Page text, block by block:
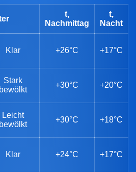
t,
Nachmittag
t,
Nacht
Klar +26°C +17°C
Stark
bewölkt
+30°C +20°C
Leicht
bewölkt
+30°C +18°C
Klar +24°C +17°C